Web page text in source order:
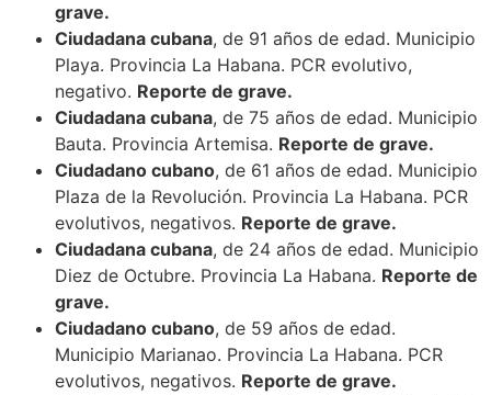
grave.
Ciudadana cubana, de 91 años de edad. Municipio
Playa. Provincia La Habana. PCR evolutivo,
negativo. Reporte de grave.
Ciudadana cubana, de 75 años de edad. Municipio
Bauta. Provincia Artemisa. Reporte de grave.
Ciudadano cubano, de 61 años de edad. Municipio
Plaza de la Revolución. Provincia La Habana. PCR
evolutivos, negativos. Reporte de grave.
Ciudadana cubana, de 24 años de edad. Municipio
Diez de Octubre. Provincia La Habana. Reporte de
grave.
Ciudadano cubano, de 59 años de edad.
Municipio Marianao. Provincia La Habana. PCR
evolutivos, negativos. Reporte de grave.